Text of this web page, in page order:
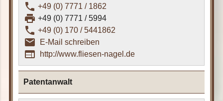
phone +49 (0) 7771 / 1862
print +49 (0) 7771 / 5994
phone +49 (0) 170 / 5441862
email_outline
E-Mail schreiben
web http://www.fliesen-nagel.de
Patentanwalt